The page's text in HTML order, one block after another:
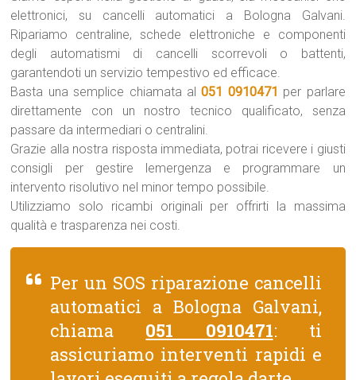
elettronici, su cancelli automatici a Bologna Galvani.
Ripariamo centraline, schede elettroniche e componenti
degli automatismi di cancelli scorrevoli o battenti,
garantendoti un servizio tempestivo ed efficace.
Basta una semplice chiamata al051 0910471 per parlare
direttamente con un nostro tecnico qualificato, senza
passare da intermediari o centralini.
Grazie alla nostra risposta immediata, potrai ricevere i giusti
consigli per gestire lemergenza e programmare un
intervento risolutivo nel minor tempo possibile.
Utilizziamo solo ricambi originali per offrirti la massima
qualità e trasparenza nei costi.
Per un SOS riparazione cancelli
automatici a Bologna Galvani,
chiama 051 0910471: ti
assicuriamo interventi rapidi e